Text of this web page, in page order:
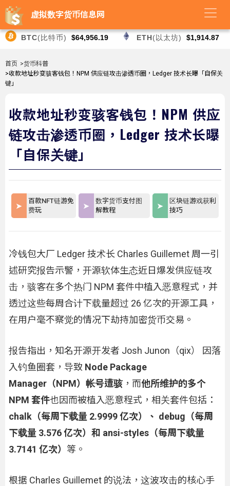
虚拟数字货币信息网
BTC(比特币) $64,956.19 ETH(以太坊) $1,914.87
首页 >货币科普
>收款地址秒变骇客钱包！NPM 供应链攻击渗透币圈，Ledger 技术长曝「自保关
键」
收款地址秒变骇客钱包！NPM 供应
链攻击渗透币圈，Ledger 技术长曝
「自保关键」
百款NFT链游免
费玩
数字货币支付图
解教程
区块链游戏获利
技巧
冷钱包大厂 Ledger 技术长 Charles Guillemet 周一引
述研究报告示警，开源软体生态近日爆发供应链攻
击，骇客在多个热门 NPM 套件中植入恶意程式，并
透过这些每周合计下载量超过 26 亿次的开源工具，
在用户毫不察觉的情况下劫持加密货币交易。
报告指出，知名开源开发者 Josh Junon（qix） 因落
入钓鱼圈套，导致 Node Package
Manager（NPM）帐号遭骇，而他所维护的多个
NPM 套件也因而被植入恶意程式，相关套件包括：
chalk（每周下载量 2.9999 亿次）、 debug（每周
下载量 3.576 亿次）和 ansi-styles（每周下载量
3.7141 亿次） 等。
根据 Charles Guillemet 的说法，这波攻击的核心手